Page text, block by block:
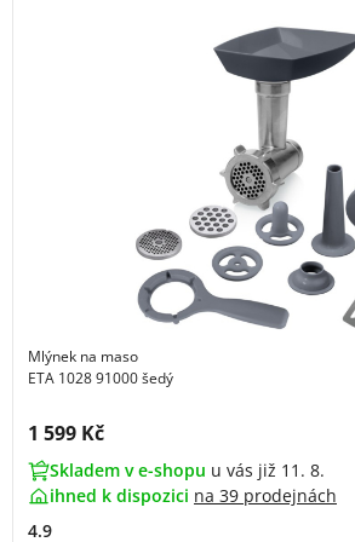
Mlýnek na maso
ETA 1028 91000 šedý
Cena s DPH:
1 599 Kč
Skladem v e-shopu u vás již 11. 8.
ihned k dispozici na 39 prodejnách
4.9